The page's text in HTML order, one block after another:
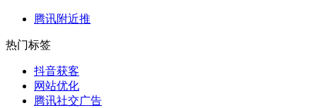
腾讯附近推
热门标签
抖音获客
网站优化
腾讯社交广告